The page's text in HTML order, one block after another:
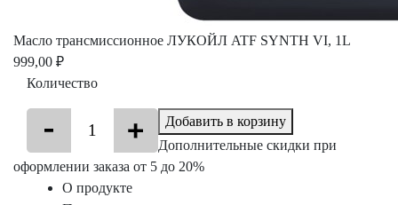
Масло трансмиссионное ЛУКОЙЛ ATF SYNTH VI, 1L
999,00 ₽
Количество
Добавить в корзину
Дополнительные скидки при
оформлении заказа от 5 до 20%
О продукте